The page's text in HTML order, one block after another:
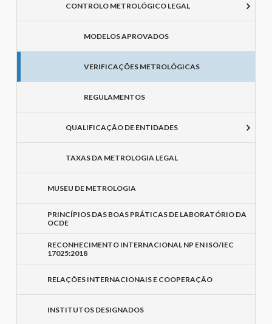
CONTROLO METROLÓGICO LEGAL
MODELOS APROVADOS
VERIFICAÇÕES METROLÓGICAS
REGULAMENTOS
QUALIFICAÇÃO DE ENTIDADES
TAXAS DA METROLOGIA LEGAL
MUSEU DE METROLOGIA
PRINCÍPIOS DAS BOAS PRÁTICAS DE LABORATÓRIO DA
OCDE
RECONHECIMENTO INTERNACIONAL NP EN ISO/IEC
17025:2018
RELAÇÕES INTERNACIONAIS E COOPERAÇÃO
INSTITUTOS DESIGNADOS